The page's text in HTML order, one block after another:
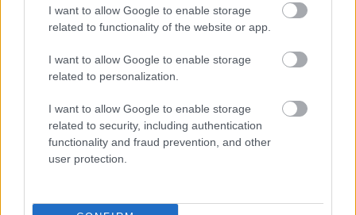
I want to allow Google to enable storage
related to functionality of the website or app.
I want to allow Google to enable storage
related to personalization.
I want to allow Google to enable storage
related to security, including authentication
functionality and fraud prevention, and other
user protection.
rengi, görüntünün genel sağlıklı ve ferahlatıcı
görsel tonuna katkıda bulunuyor. İç malzemeler,
görsel derinlik ve bolluk sağlamak için ustaca
katmanlandırılmış, böylece dürümler doyurucu,
hafif ve besleyici görünüyor. Susam, kıyılmış otlar ve
parlak sebze yüzeyleri gibi küçük detaylar, sahneye
gerçekçilik ve dokunsal zenginlik katıyor.
Arka planda, hafifçe bulanık bir şekilde, siyah ve
beyaz susam taneleriyle süslenmiş küçük bir kase
katıyor ve ana konudan dikkat dağıtmadan